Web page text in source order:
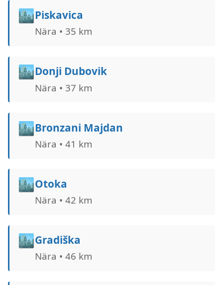
🏙️Piskavica
Nära • 35 km
🏙️Donji Dubovik
Nära • 37 km
🏙️Bronzani Majdan
Nära • 41 km
🏙️Otoka
Nära • 42 km
🏙️Gradiška
Nära • 46 km